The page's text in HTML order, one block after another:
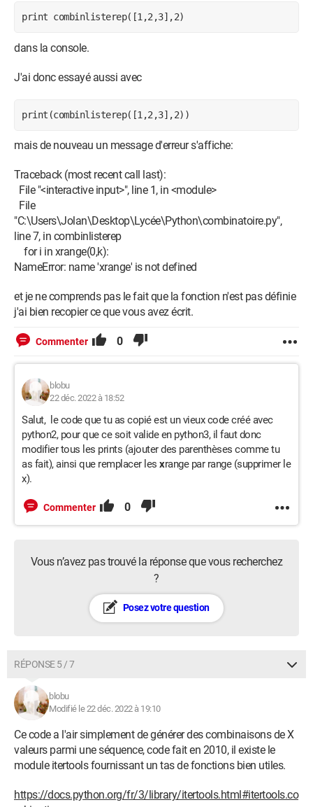
print combinlisterep([1,2,3],2)
dans la console.
J'ai donc essayé aussi avec
print(combinlisterep([1,2,3],2))
mais de nouveau un message d'erreur s'affiche:
Traceback (most recent call last):
File "<interactive input>", line 1, in <module>
File
"C:\Users\Jolan\Desktop\Lycée\Python\combinatoire.py",
line 7, in combinlisterep
for i in xrange(0,k):
NameError: name 'xrange' is not defined
et je ne comprends pas le fait que la fonction n'est pas définie
j'ai bien recopier ce que vous avez écrit.
Commenter 0
blobu
22 déc. 2022 à 18:52
Salut, le code que tu as copié est un vieux code créé avec
python2, pour que ce soit valide en python3, il faut donc
modifier tous les prints (ajouter des parenthèses comme tu
as fait), ainsi que remplacer les xrange par range (supprimer le
x).
Commenter 0
Vous n’avez pas trouvé la réponse que vous recherchez
?
Posez votre question
RÉPONSE 5 / 7
blobu
Modifié le 22 déc. 2022 à 19:10
Ce code a l'air simplement de générer des combinaisons de X
valeurs parmi une séquence, code fait en 2010, il existe le
module itertools fournissant un tas de fonctions bien utiles.
https://docs.python.org/fr/3/library/itertools.html#itertools.co